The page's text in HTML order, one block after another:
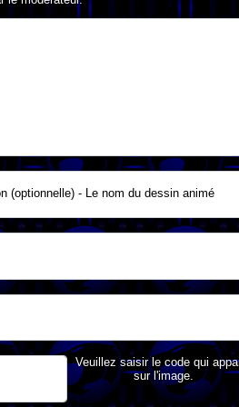
(optionnelle) - Le nom du dessin animé
Veuillez saisir le code qui
sur l'image.